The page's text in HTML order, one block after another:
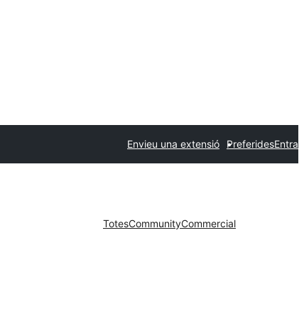
Envieu una extensió PreferidesEntra
TotesCommunityCommercial